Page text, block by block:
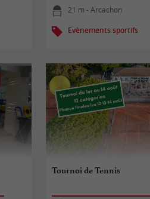
21 m - Arcachon
Evènements sportifs
Tournoi de Tennis